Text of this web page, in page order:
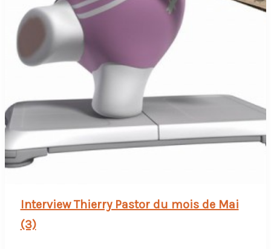
Interview Thierry Pastor du mois de Mai
(3)